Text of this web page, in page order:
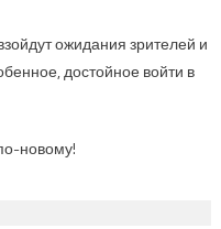
ожидания зрителей и
достойное войти в
новому!